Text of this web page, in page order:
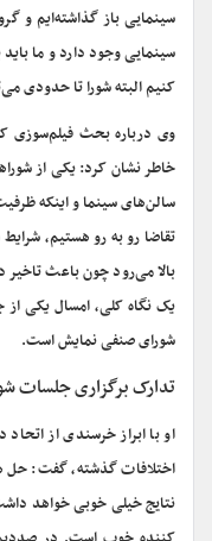
سینمایی باز گذاشته‌ایم و
سینمایی وجود دارد و ما
کنیم البته شورا تا حدودی
وی درباره بحث فیلم‌سوزی
خاطر نشان کرد: یکی از
تقاضا رو به رو هستیم،
بالا می‌رود چون باعث
یک نگاه کلی، امسال یکی
شورای صنفی نمایش است.
تدارک برگزاری جلسات
او با ابراز خرسندی از اتحاد
اختلافات گذشته، گفت: حل
نتایج خیلی خوبی خواهد